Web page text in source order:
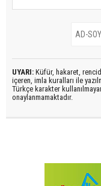
UYARI: Küfür, hakaret,
içeren, imla kuralları ile
Türkçe karakter
onaylanmamaktadır.